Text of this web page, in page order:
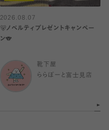
2026.08.07
🐻ノベルティプレゼントキャンペー
ン🐨
靴下屋
ららぽーと富士見店